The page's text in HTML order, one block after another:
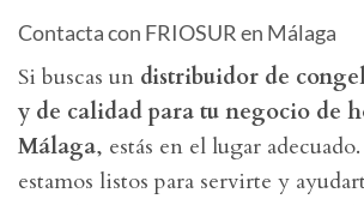
Contacta con FRIOSUR en Málaga
Si buscas un distribuidor de
y de calidad para tu negocio de
Málaga, estás en el lugar
estamos listos para servirte y